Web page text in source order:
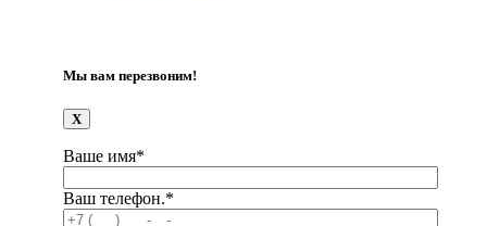
Мы вам перезвоним!
X
Ваше имя*
Ваш телефон.*